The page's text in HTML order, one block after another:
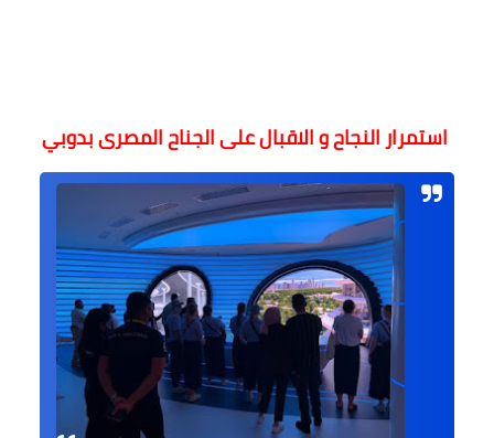
استمرار النجاح و الاقبال على الجناح المصرى بدوبي